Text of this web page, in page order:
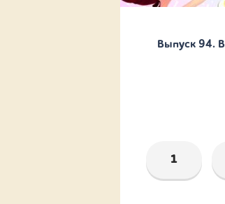
Выпуск 94.
1